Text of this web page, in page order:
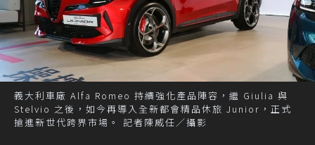
義大利車廠 Alfa Romeo 持續強化產品陣容，繼 Giulia 與
Stelvio 之後，如今再導入全新都會精品休旅 Junior，正式
搶進新世代跨界市場。 記者陳威任／攝影